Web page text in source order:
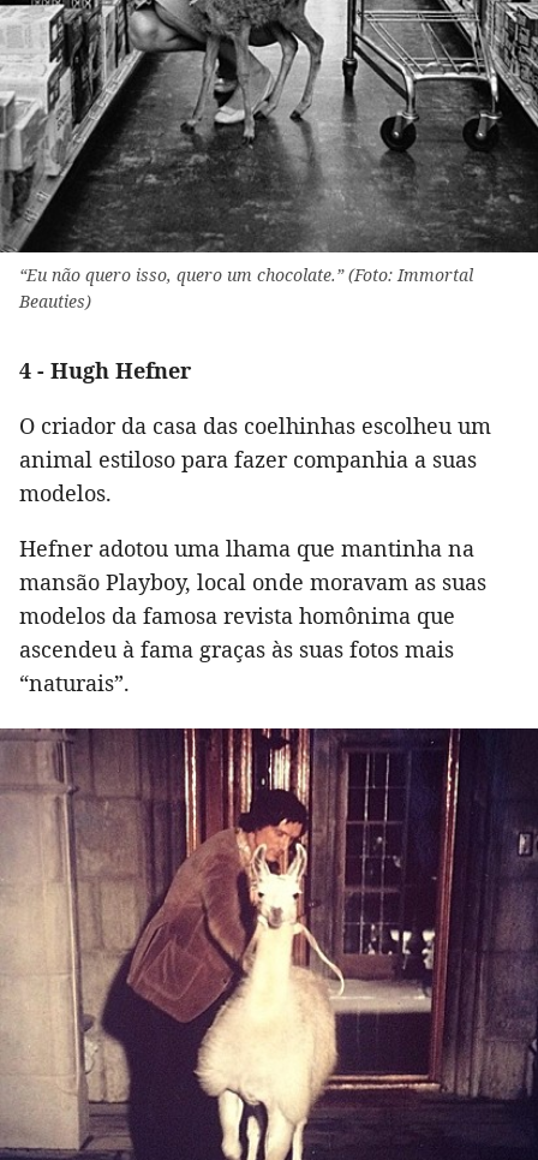
“Eu não quero isso, quero um chocolate.” (Foto: Immortal
Beauties)
4 - Hugh Hefner
O criador da casa das coelhinhas escolheu um
animal estiloso para fazer companhia a suas
modelos.
Hefner adotou uma lhama que mantinha na
mansão Playboy, local onde moravam as suas
modelos da famosa revista homônima que
ascendeu à fama graças às suas fotos mais
“naturais”.